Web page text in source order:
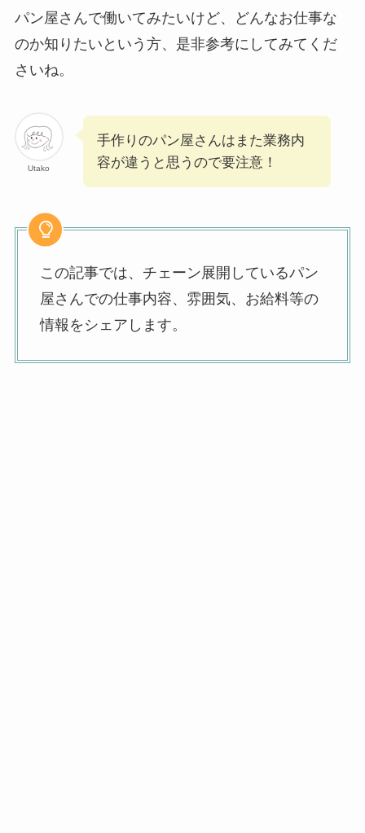
パン屋さんで働いてみたいけど、どんなお仕事な
のか知りたいという方、是非参考にしてみてくだ
さいね。
Utako
手作りのパン屋さんはまた業務内
容が違うと思うので要注意！
この記事では、チェーン展開しているパン
屋さんでの仕事内容、雰囲気、お給料等の
情報をシェアします。